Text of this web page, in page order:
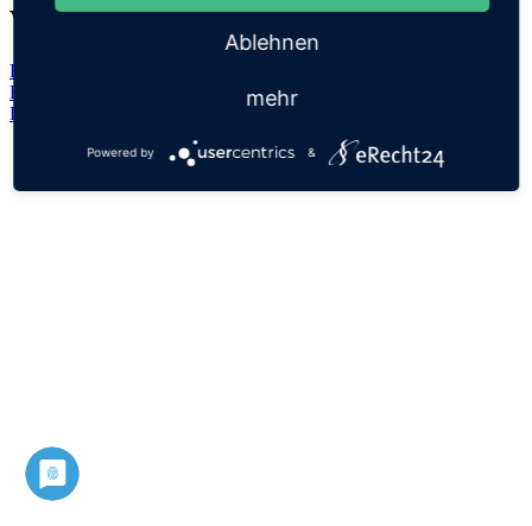
Verwandte Namen
Balder
Baldur
Datenschutz
Ablehnen
mehr
Powered by &